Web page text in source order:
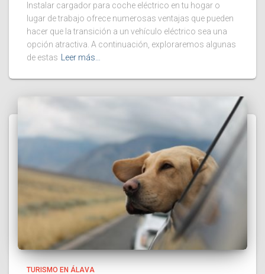
Instalar cargador para coche eléctrico en tu hogar o
lugar de trabajo ofrece numerosas ventajas que pueden
hacer que la transición a un vehículo eléctrico sea una
opción atractiva. A continuación, exploraremos algunas
de estas Leer más…
TURISMO EN ÁLAVA